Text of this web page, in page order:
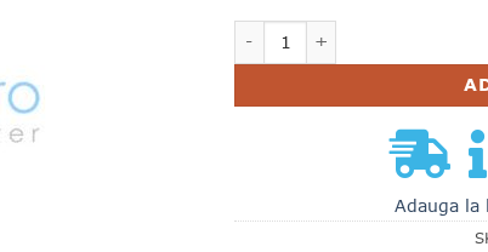
Cantitate CARTUS
Adauga la